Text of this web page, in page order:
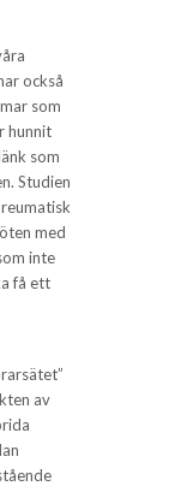
också
som
hunnit
som
Studien
med
inte
få ett
av